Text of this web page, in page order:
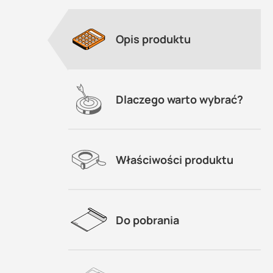
Opis produktu
Dlaczego warto wybrać?
Właściwości produktu
Do pobrania